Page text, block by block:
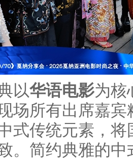
以华语电影为核
场所有出席嘉
式传统元素，
。简约典雅的